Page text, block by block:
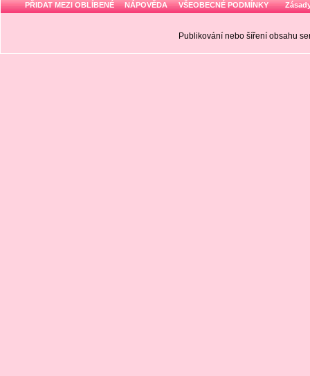
PŘIDAT MEZI OBLÍBENÉ NÁPOVĚDA VŠEOBECNÉ PODMÍNKY
Publikování nebo šíření obsahu